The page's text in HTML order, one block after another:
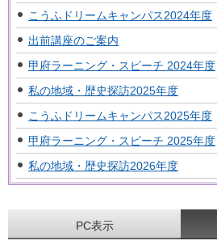
こうふドリームキャンパス2024年度
出前講座のご案内
甲府ラーニング・スピーチ 2024年度
私の地域・歴史探訪2025年度
こうふドリームキャンパス2025年度
甲府ラーニング・スピーチ 2025年度
私の地域・歴史探訪2026年度
PC表示